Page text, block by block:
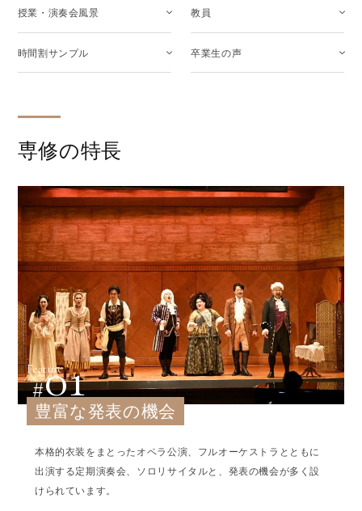
授業・演奏会風景 教員
時間割サンプル 卒業生の声
専修の特長
Feature01
豊富な発表の機会
本格的衣装をまとったオペラ公演、フルオーケストラとともに
出演する定期演奏会、ソロリサイタルと、発表の機会が多く設
けられています。